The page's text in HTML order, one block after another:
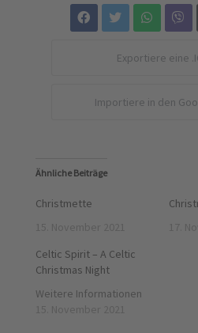
Exportiere eine
Importiere in den
Ähnliche Beiträge
Christmette
Celtic Spirit – A Celtic
Christmas Night
Weitere Informationen